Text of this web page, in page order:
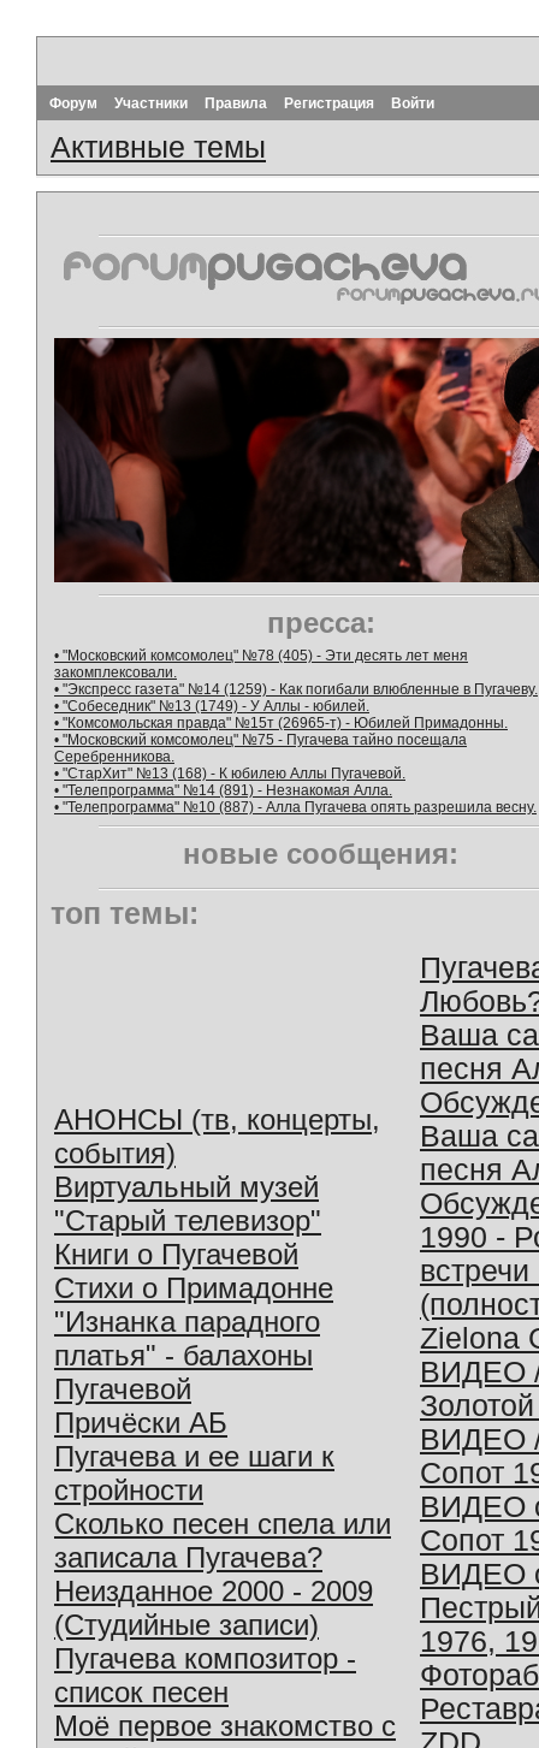
Форум Участники Правила Регистрация Войти
Активные темы
пресса:
• "Московский комсомолец" №78 (405) - Эти десять лет меня
закомплексовали.
• "Экспресс газета" №14 (1259) - Как погибали влюбленные в Пугачеву.
• "Собеседник" №13 (1749) - У Аллы - юбилей.
• "Комсомольская правда" №15т (26965-т) - Юбилей Примадонны.
• "Московский комсомолец" №75 - Пугачева тайно посещала
Серебренникова.
• "СтарХит" №13 (168) - К юбилею Аллы Пугачевой.
• "Телепрограмма" №14 (891) - Незнакомая Алла.
• "Телепрограмма" №10 (887) - Алла Пугачева опять разрешила весну.
новые сообщения:
топ темы:
АНОНСЫ (тв, концерты,
события)
Виртуальный музей
"Старый телевизор"
Книги о Пугачевой
Стихи о Примадонне
"Изнанка парадного
платья" - балахоны
Пугачевой
Причёски АБ
Пугачева и ее шаги к
стройности
Сколько песен спела или
записала Пугачева?
Неизданное 2000 - 2009
(Студийные записи)
Пугачева композитор -
список песен
Моё первое знакомство с
Ваша
песня
Ваша
песня
1990 -
Zielona
ВИДЕО
ВИДЕО
Сопот
ВИДЕО
Сопот
ВИДЕО
1976,